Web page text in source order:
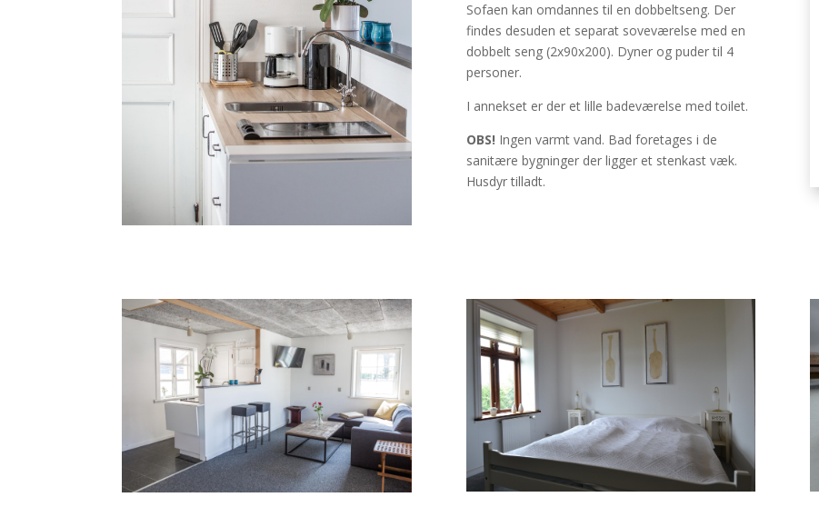
Sofaen kan omdannes til en dobbeltseng. Der
findes desuden et separat soveværelse med en
dobbelt seng (2x90x200). Dyner og puder til 4
personer.
I annekset er der et lille badeværelse med toilet.
OBS! Ingen varmt vand. Bad foretages i de
sanitære bygninger der ligger et stenkast væk.
Husdyr tilladt.